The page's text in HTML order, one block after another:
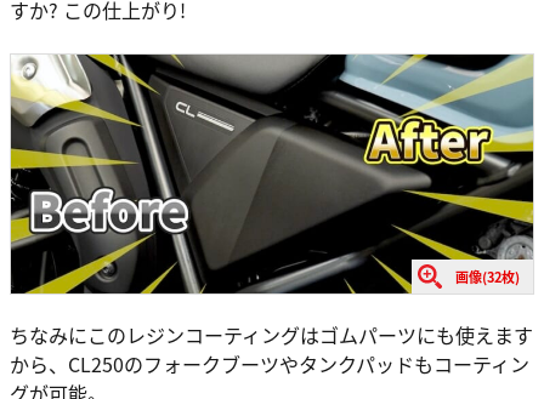
すか? この仕上がり!
画像(32枚)
ちなみにこのレジンコーティングはゴムパーツにも使えます
から、CL250のフォークブーツやタンクパッドもコーティン